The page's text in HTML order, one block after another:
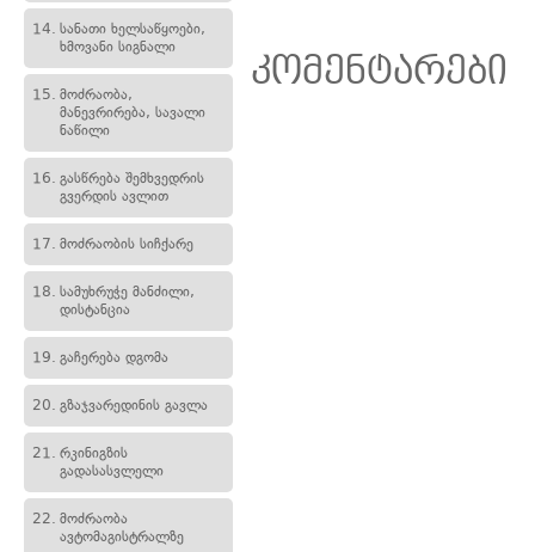
14. სანათი ხელსაწყოები,
ხმოვანი სიგნალი
15. მოძრაობა,
მანევრირება, სავალი
ნაწილი
16. გასწრება შემხვედრის
გვერდის ავლით
17. მოძრაობის სიჩქარე
18. სამუხრუჭე მანძილი,
დისტანცია
19. გაჩერება დგომა
20. გზაჯვარედინის გავლა
21. რკინიგზის
გადასასვლელი
22. მოძრაობა
ავტომაგისტრალზე
კომენტარები